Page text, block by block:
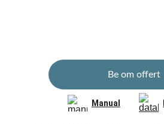
Be om offert
Manual